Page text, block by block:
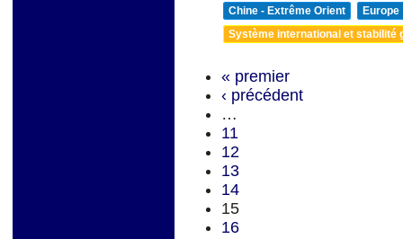
Chine - Extrême Orient
Europe
Système international et stabilité
« premier
‹ précédent
…
11
12
13
14
15
16